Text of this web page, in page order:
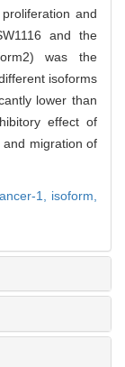
and
and the
was the
isoforms
lower than
effect of
migration of
1, isoform,